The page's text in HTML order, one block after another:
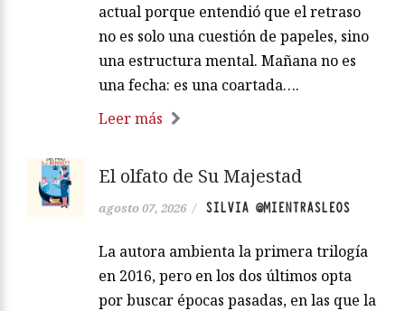
actual porque entendió que el retraso
no es solo una cuestión de papeles, sino
una estructura mental. Mañana no es
una fecha: es una coartada….
Leer más
El olfato de Su Majestad
agosto 07, 2026 / SILVIA @MIENTRASLEOS
La autora ambienta la primera trilogía
en 2016, pero en los dos últimos opta
por buscar épocas pasadas, en las que la